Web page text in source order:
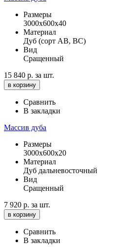
Размеры
3000х600х40
Материал
Дуб (сорт АВ, ВС)
Вид
Сращенный
15 840 р. за шт.
в корзину
Сравнить
В закладки
Массив дуба
Размеры
3000х600х20
Материал
Дуб дальневосточный
Вид
Сращенный
7 920 р. за шт.
в корзину
Сравнить
В закладки